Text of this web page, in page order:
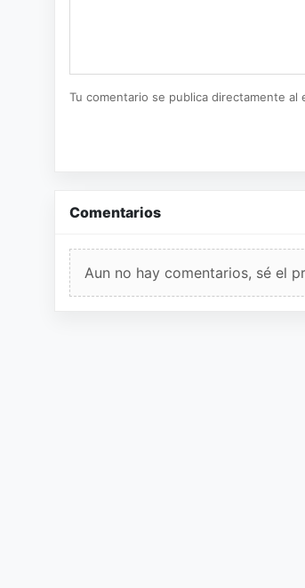
Tu comentario se publica directamente al
Comentarios
Aun no hay comentarios, sé el